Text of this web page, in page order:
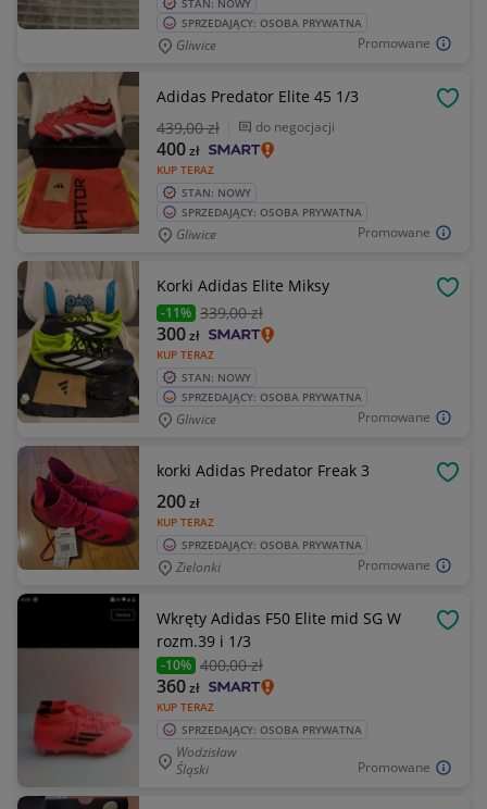
Promowane
STAN: NOWY
SPRZEDAJĄCY: OSOBA PRYWATNA
Gliwice
Promowane
Adidas Predator Elite 45 1/3
439,00 zł do negocjacji
KUP TERAZ
400zł
STAN: NOWY
SPRZEDAJĄCY: OSOBA PRYWATNA
Gliwice
Promowane
Korki Adidas Elite Miksy
-11% 339,00 zł
KUP TERAZ
300zł
STAN: NOWY
SPRZEDAJĄCY: OSOBA PRYWATNA
Gliwice
Promowane
korki Adidas Predator Freak 3
KUP TERAZ
200zł
SPRZEDAJĄCY: OSOBA PRYWATNA
Zielonki
Promowane
Wkręty Adidas F50 Elite mid SG W
rozm.39 i 1/3
-10% 400,00 zł
KUP TERAZ
360zł
SPRZEDAJĄCY: OSOBA PRYWATNA
Wodzisław
Śląski